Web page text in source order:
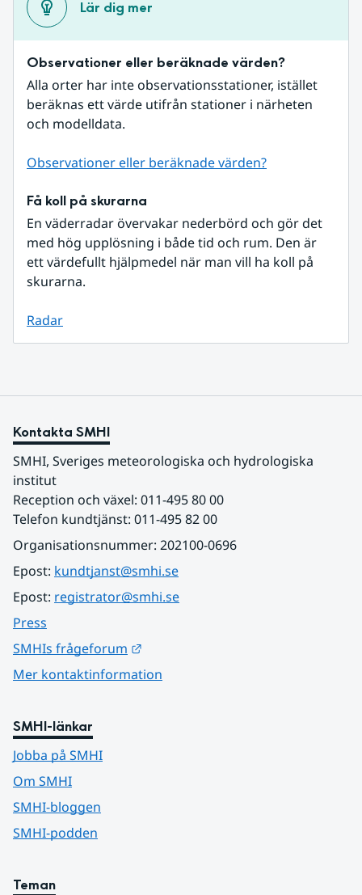
Lär dig mer
Observationer eller beräknade värden?
Alla orter har inte observationsstationer, istället
beräknas ett värde utifrån stationer i närheten
och modelldata.
Observationer eller beräknade värden?
Få koll på skurarna
En väderradar övervakar nederbörd och gör det
med hög upplösning i både tid och rum. Den är
ett värdefullt hjälpmedel när man vill ha koll på
skurarna.
Radar
Kontakta SMHI
SMHI, Sveriges meteorologiska och hydrologiska
institut
Reception och växel: 011-495 80 00
Telefon kundtjänst: 011-495 82 00
Organisationsnummer: 202100-0696
Epost: kundtjanst@smhi.se
Epost: registrator@smhi.se
Press
SMHIs frågeforum
Mer kontaktinformation
SMHI-länkar
Jobba på SMHI
Om SMHI
SMHI-bloggen
SMHI-podden
Teman